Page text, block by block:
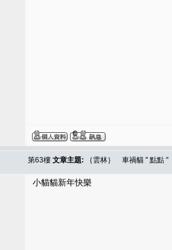
第63樓 文章主題: ｛雲林｝ 車禍貓 '' 點點
小貓貓新年快樂